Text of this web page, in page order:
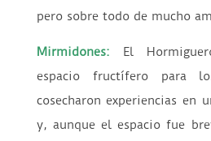
pero sobre todo de mucho
Mirmidones: El
espacio fructífero para
cosecharon experiencias en
y, aunque el espacio fue